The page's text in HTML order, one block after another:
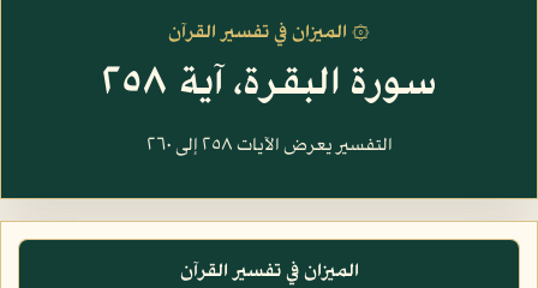
۞ الميزان في تفسير القرآن
سورة البقرة، آية ٢٥٨
التفسير يعرض الآيات ٢٥٨ إلى ٢٦٠
الميزان في تفسير القرآن